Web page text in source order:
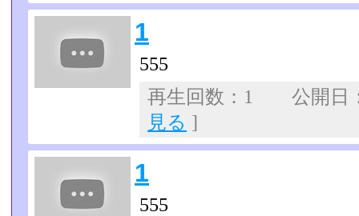
1
555
再生回数：1 公開
見る ]
1
555